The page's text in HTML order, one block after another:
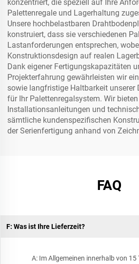
konzentriert, die speziell auf Ihre
Palettenregale und Lagerhaltung
Unsere hochbelastbaren
konstruiert, dass sie verschiedenen
Lastanforderungen entsprechen,
Konstruktionsdesign auf realen
Dank eigener Fertigungskapazitäten
Projekterfahrung gewährleisten wir
sowie langfristige Haltbarkeit unserer
für Ihr Palettenregalsystem. Wir
Installationsanleitungen und
sämtliche kundenspezifischen
der Serienfertigung anhand von
FAQ
F: Was ist Ihre Lieferzeit?
A: Im Allgemeinen innerhalb von 15